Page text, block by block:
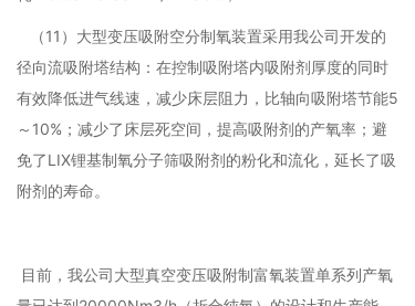
（11）大型变压吸附空分制氧装置采用我公司开发的
径向流吸附塔结构：在控制吸附塔内吸附剂厚度的同时
有效降低进气线速，减少床层阻力，比轴向吸附塔节能5
～10%；减少了床层死空间，提高吸附剂的产氧率；避
免了LIX锂基制氧分子筛吸附剂的粉化和流化，延长了吸
附剂的寿命。
目前，我公司大型真空变压吸附制富氧装置单系列产氧